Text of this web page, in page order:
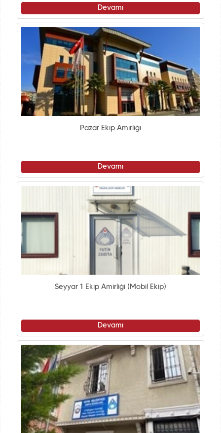
Devamı
Pazar Ekip Amirliği
Devamı
Seyyar 1 Ekip Amirliği (Mobil Ekip)
Devamı